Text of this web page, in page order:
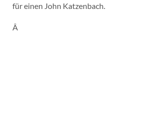
für einen John Katzenbach.
Â